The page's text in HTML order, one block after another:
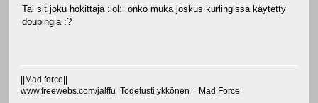
Tai sit joku hokittaja :lol: onko muka joskus kurlingissa käytetty
doupingia :?
||Mad force||
www.freewebs.com/jalffu Todetusti ykkönen = Mad Force